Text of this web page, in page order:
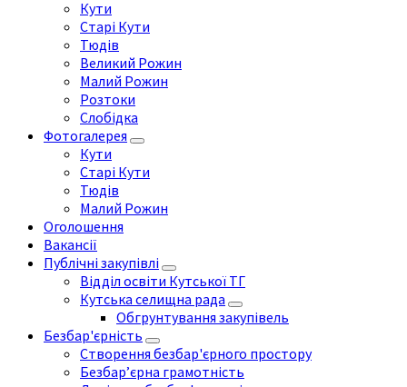
Кути
Старі Кути
Тюдів
Великий Рожин
Малий Рожин
Розтоки
Слобідка
Фотогалерея
Кути
Старі Кути
Тюдів
Малий Рожин
Оголошення
Вакансії
Публічні закупівлі
Відділ освіти Кутської ТГ
Кутська селищна рада
Обгрунтування закупівель
Безбар'єрність
Створення безбар'єрного простору
Безбар’єрна грамотність